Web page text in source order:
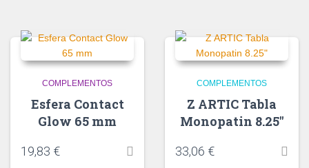
COMPLEMENTOS
Esfera Contact
Glow 65 mm
19,83 €
COMPLEMENTOS
Z ARTIC Tabla
Monopatin 8.25″
33,06 €